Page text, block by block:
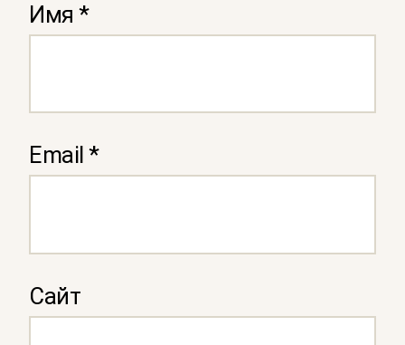
Имя*
Email*
Сайт